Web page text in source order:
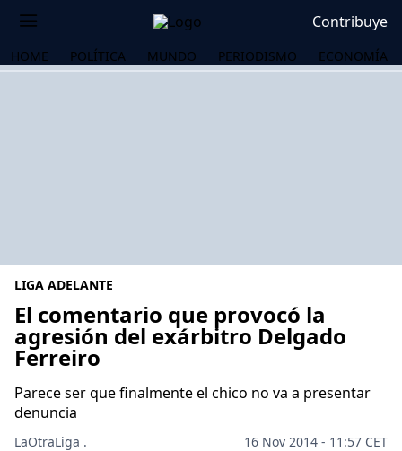
Contribuye
HOME POLÍTICA MUNDO PERIODISMO ECONOMÍA
LIGA ADELANTE
El comentario que provocó la
agresión del exárbitro Delgado
Ferreiro
Parece ser que finalmente el chico no va a presentar
denuncia
LaOtraLiga .
16 Nov 2014 - 11:57 CET